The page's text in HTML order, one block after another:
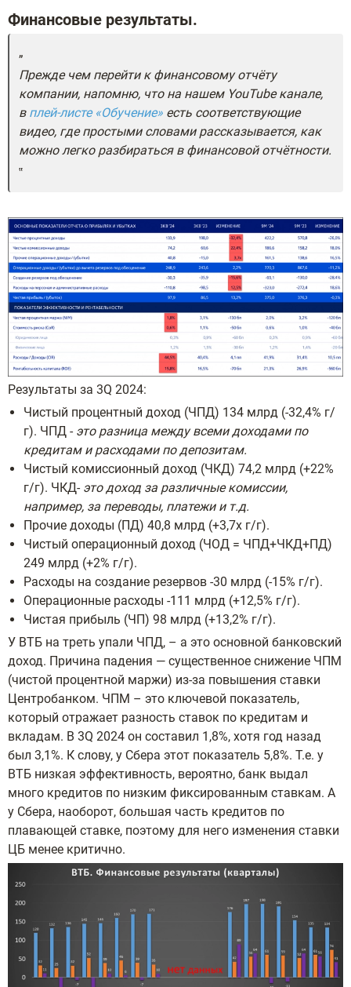
Финансовые результаты.
Прежде чем перейти к финансовому отчёту
компании, напомню, что на нашем YouTube канале,
вплей-листе «Обучение» есть соответствующие
видео, где простыми словами рассказывается, как
можно легко разбираться в финансовой отчётности.
Результаты за 3Q 2024:
Чистый процентный доход (ЧПД) 134 млрд (-32,4% г/
г). ЧПД - это разница между всеми доходами по
кредитам и расходами по депозитам.
Чистый комиссионный доход (ЧКД) 74,2 млрд (+22%
г/г). ЧКД- это доход за различные комиссии,
например, за переводы, платежи и т.д.
Прочие доходы (ПД) 40,8 млрд (+3,7х г/г).
Чистый операционный доход (ЧОД = ЧПД+ЧКД+ПД)
249 млрд (+2% г/г).
Расходы на создание резервов -30 млрд (-15% г/г).
Операционные расходы -111 млрд (+12,5% г/г).
Чистая прибыль (ЧП) 98 млрд (+13,2% г/г).
У ВТБ на треть упали ЧПД, – а это основной банковский
доход. Причина падения — существенное снижение ЧПМ
(чистой процентной маржи) из-за повышения ставки
Центробанком. ЧПМ – это ключевой показатель,
который отражает разность ставок по кредитам и
вкладам. В 3Q 2024 он составил 1,8%, хотя год назад
был 3,1%. К слову, у Сбера этот показатель 5,8%. Т.е. у
ВТБ низкая эффективность, вероятно, банк выдал
много кредитов по низким фиксированным ставкам. А
у Сбера, наоборот, большая часть кредитов по
плавающей ставке, поэтому для него изменения ставки
ЦБ менее критично.